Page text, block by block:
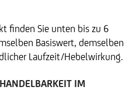
finden Sie unten bis zu 6
Basiswert, demselben
Laufzeit/Hebelwirkung.
IM